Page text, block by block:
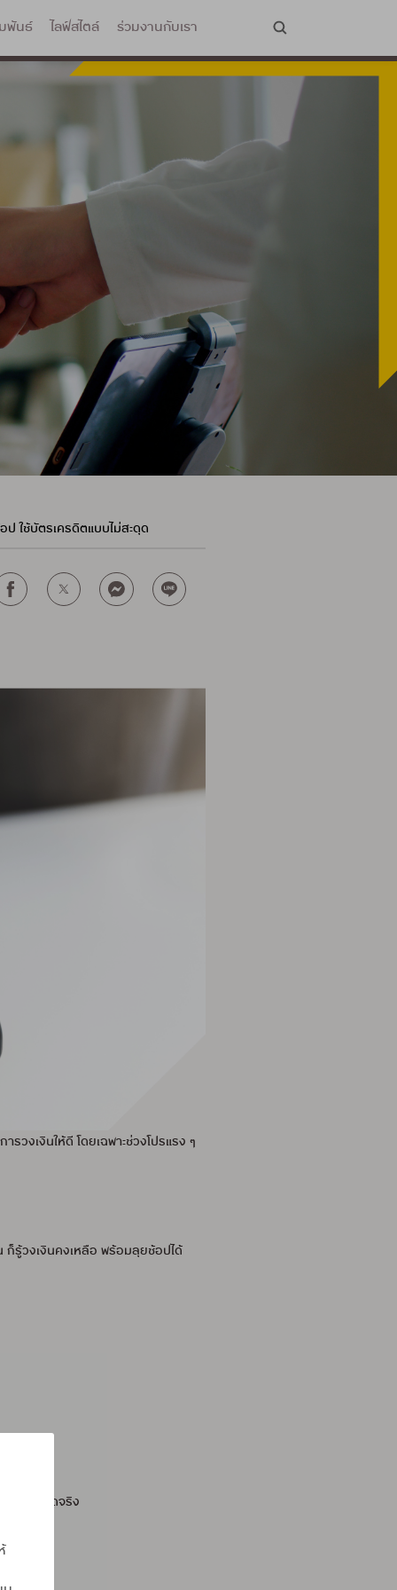
พันธ์ ไลฟ์สไตล์ ร่วมงานกับเรา
ป ใช้บัตรเครดิตแบบไม่สะดุด
วงเงินให้ดี โดยเฉพาะช่วงโปรแรง ๆ
รู้วงเงินคงเหลือ พร้อมลุยช้อปได้
ะดุดตอนรูดจริง